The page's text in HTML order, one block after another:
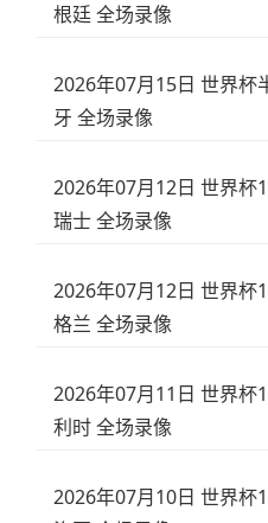
根廷 全场录像
2026年07月15日 世界杯
牙 全场录像
2026年07月12日 世界杯
瑞士 全场录像
2026年07月12日 世界杯
格兰 全场录像
2026年07月11日 世界杯
利时 全场录像
2026年07月10日 世界杯